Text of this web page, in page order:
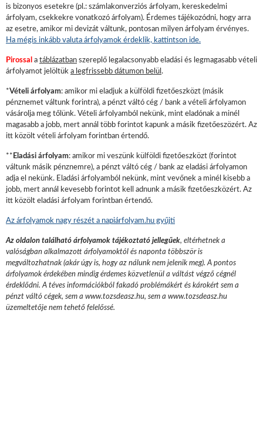
is bizonyos esetekre (pl.: számlakonverziós árfolyam, kereskedelmi
árfolyam, csekkekre vonatkozó árfolyam). Érdemes tájékozódni, hogy arra
az esetre, amikor mi devizát váltunk, pontosan milyen árfolyam érvényes.
Ha mégis inkább valuta árfolyamok érdeklik, kattintson ide.
Pirossal a táblázatban szereplő legalacsonyabb eladási és legmagasabb vételi
árfolyamot jelöltük a legfrissebb dátumon belül .
*Vételi árfolyam: amikor mi eladjuk a külföldi fizetőeszközt (másik
pénznemet váltunk forintra), a pénzt váltó cég / bank a vételi árfolyamon
vásárolja meg tőlünk. Vételi árfolyamból nekünk, mint eladónak a minél
magasabb a jobb, mert annál több forintot kapunk a másik fizetőeszözért. Az
itt közölt vételi árfolyam forintban értendő.
** Eladási árfolyam: amikor mi veszünk külföldi fizetőeszközt (forintot
váltunk másik pénznemre), a pénzt váltó cég / bank az eladási árfolyamon
adja el nekünk. Eladási árfolyamból nekünk, mint vevőnek a minél kisebb a
jobb, mert annál kevesebb forintot kell adnunk a másik fizetőeszközért. Az
itt közölt eladási árfolyam forintban értendő.
Az árfolyamok nagy részét a napiárfolyam.hu gyűjti
Az oldalon található árfolyamok tájékoztató jellegűek, eltérhetnek a
valóságban alkalmazott árfolyamoktól és naponta többször is
megváltozhatnak (akár úgy is, hogy az nálunk nem jelenik meg). A pontos
árfolyamok érdekében mindig érdemes közvetlenül a váltást végző cégnél
érdeklődni. A téves információkból fakadó problémákért és károkért sem a
pénzt váltó cégek, sem a www.tozsdeasz.hu, sem a www.tozsdeasz.hu
üzemeltetője nem tehető felelőssé.